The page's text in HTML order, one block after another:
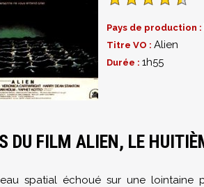
Pays de production :
Titre VO : Alien
Durée : 1h55
DU FILM ALIEN, LE
spatial échoué sur une lointaine